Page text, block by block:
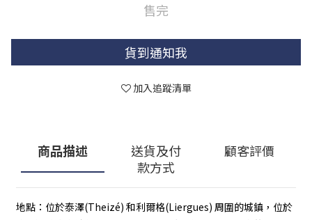
售完
貨到通知我
加入追蹤清單
商品描述
送貨及付
款方式
顧客評價
地點：位於泰澤(Theizé) 和利爾格(Liergues) 周圍的城鎮，位於